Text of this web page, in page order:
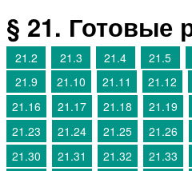
§ 21. Готовые
21.2
21.3 21.4 21.5
21.9
21.10 21.11 21.12
21.16
21.17 21.18 21.19
21.23
21.24 21.25 21.26
21.30
21.31 21.32 21.33